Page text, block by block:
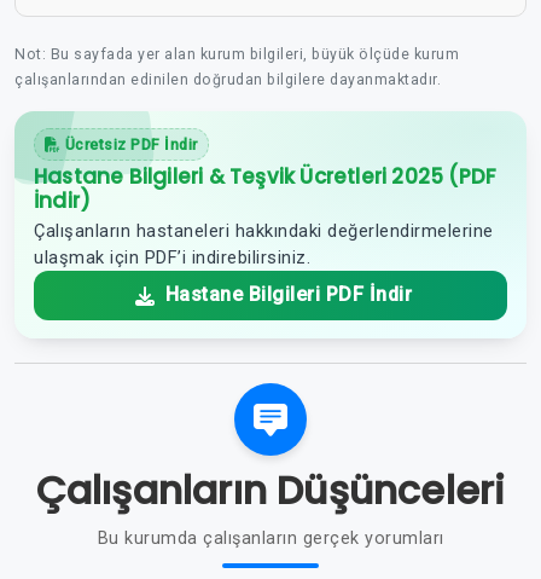
Not: Bu sayfada yer alan kurum bilgileri, büyük ölçüde kurum
çalışanlarından edinilen doğrudan bilgilere dayanmaktadır.
Ücretsiz PDF İndir
Hastane Bilgileri & Teşvik Ücretleri 2025 (PDF
İndir)
Çalışanların hastaneleri hakkındaki değerlendirmelerine
ulaşmak için PDF’i indirebilirsiniz.
Hastane Bilgileri PDF İndir
Çalışanların Düşünceleri
Bu kurumda çalışanların gerçek yorumları